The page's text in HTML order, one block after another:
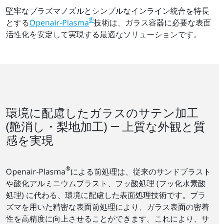
堅牢なプラズマノズルとシンプルなインライン統合を特長
とするOpenair-Plasma®技術は、ガラス容器に必要な表面
活性化を安定して実現する最適なソリューションです。
環境に配慮したガラスのサテン加工
(艶消し・梨地加工) ― 上質な外観と質
感を実現
Openair-Plasma®による前処理は、従来のサンドブラスト
や酸化アルミニウムブラスト、フッ酸処理 (フッ化水素酸
処理) に代わる、環境に配慮した表面処理技術です。プラ
ズマを用いた精密な表面前処理により、ガラス表面の密着
性を高精度に向上させることができます。これにより、サ